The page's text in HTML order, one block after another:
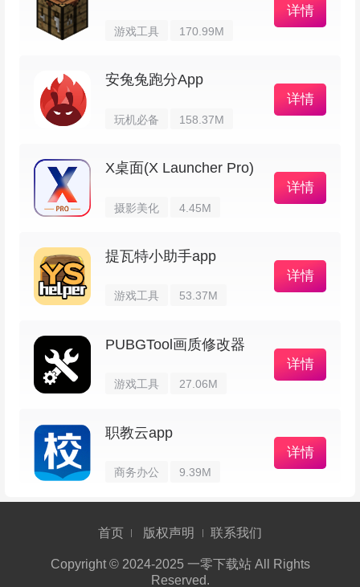
5、严格讲，没有所谓的复习曲线或记忆曲
些关键点，会收到很好效果。我把那些关键点叫做
复习节点。Memory Helper里说的复习曲线，就是
一堆这样的复习节点组合在一起。
软件功能
的时间提醒你复习。
要是有更多需求，会发现 Memory Helper 已
1、对不同类型的记忆材料想用不同的复习策
2、学得太带劲忘了添加条目，没关系，随时
补上还可以修改创建时间。
和标签两种方式。
游戏工具 170.99M
详情
安兔兔跑分App
玩机必备 158.37M
详情
X桌面(X Launcher Pro)
摄影美化 4.45M
详情
提瓦特小助手app
游戏工具 53.37M
详情
PUBGTool画质修改器
游戏工具 27.06M
详情
职教云app
商务办公 9.39M
详情
首页 版权声明 联系我们
Copyright © 2024-2025 一零下载站 All Rights
Reserved.